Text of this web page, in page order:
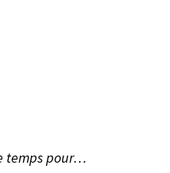
temps pour…